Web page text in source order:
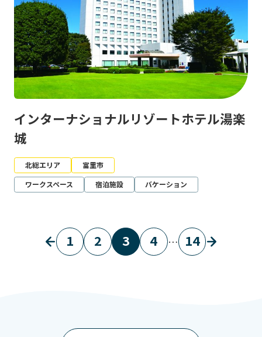
インターナショナルリゾートホテル湯楽
城
北総エリア
富里市
ワークスペース
宿泊施設 バケーション
1 2 3 4 … 14